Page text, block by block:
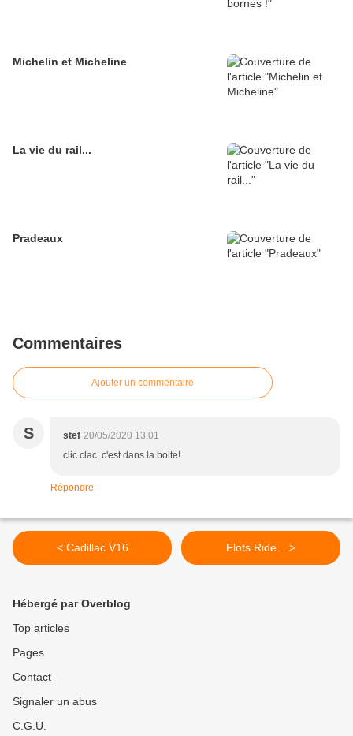
Michelin et Micheline
La vie du rail...
Pradeaux
Commentaires
Ajouter un commentaire
S stef 20/05/2020 13:01
clic clac, c'est dans la boite!
Répondre
< Cadillac V16 Flots Ride... >
Hébergé par Overblog
Top articles
Pages
Contact
Signaler un abus
C.G.U.